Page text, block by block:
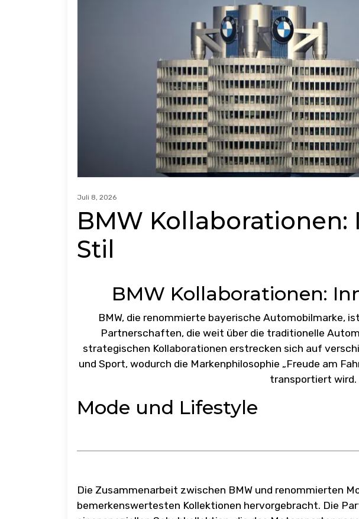
Juli 8, 2026
BMW Kollaborationen:
Stil
BMW Kollaborationen:
BMW, die renommierte bayerische Automobilmarke,
Partnerschaften, die weit über die traditionelle
strategischen Kollaborationen erstrecken sich auf
und Sport, wodurch die Markenphilosophie „Freude am
transportiert wird.
Mode und Lifestyle
Die Zusammenarbeit zwischen BMW und renommierten
bemerkenswertesten Kollektionen hervorgebracht. Die